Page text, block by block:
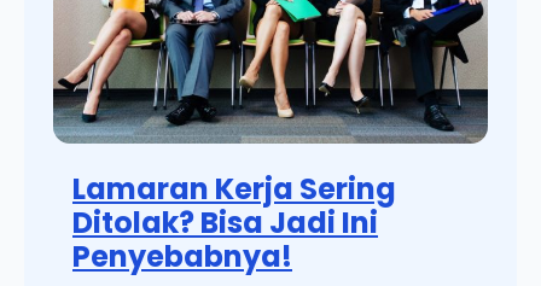
Lamaran Kerja Sering
Ditolak? Bisa Jadi Ini
Penyebabnya!